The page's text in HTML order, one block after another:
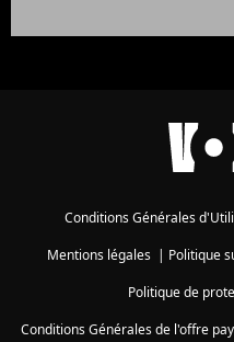
Conditions Générales
Mentions légales| Politique
Politique de
Conditions Générales de l'offre